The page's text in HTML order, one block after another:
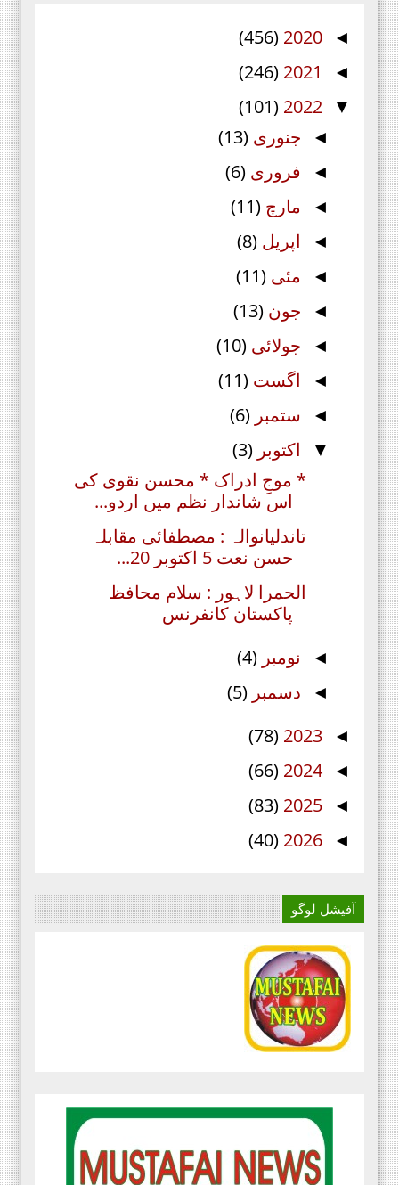
◄
2020
(456)
◄
2021
(246)
▼
2022
(101)
◄ جنوری (13)
◄ فروری (6)
◄ مارچ (11)
◄ اپریل (8)
◄ مئی (11)
◄ جون (13)
◄ جولائی (10)
◄ اگست (11)
◄ ستمبر (6)
▼ اکتوبر (3)
* موجِ ادراک * محسن نقوی کی
اس شاندار نظم میں اردو...
تاندلیانوالہ : مصطفائی مقابلہ
حسن نعت 5 اکتوبر 20...
الحمرا لاہور : سلام محافظ
پاکستان کانفرنس
◄ نومبر (4)
◄ دسمبر (5)
◄
2023
(78)
◄
2024
(66)
◄
2025
(83)
◄
2026
(40)
آفیشل لوگو